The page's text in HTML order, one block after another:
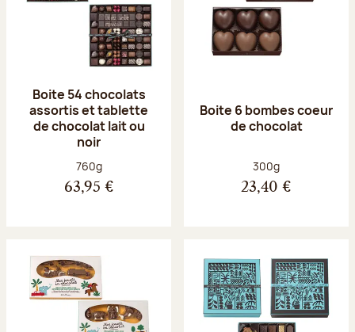
Boite 54 chocolats
assortis et tablette
de chocolat lait ou
noir
Poids net :
760g
63,95 €
Boite 6 bombes coeur
de chocolat
Poids net :
300g
23,40 €